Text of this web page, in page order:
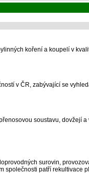
koření a koupelí v
v ČR, zabývající se
soustavu, dovžejí
surovin,
společnosti patří